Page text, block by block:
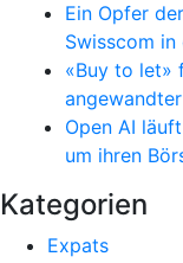
Ein Opfer
Swisscom
«Buy to let»
Open AI
um ihren
Kategorien
Expats